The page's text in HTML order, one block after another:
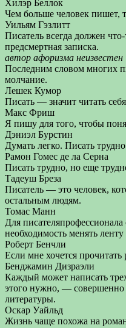
Хилэр Беллок
Чем больше человек пишет,
Уильям Гэзлитт
Писатель всегда должен
предсмертная записка.
автор афоризма неизвестен
Последним словом многих
молчание.
Лешек Кумор
Писать — значит читать
Макс Фриш
Я пишу для того, чтобы
Дэниэл Бурстин
Думать легко. Писать
Рамон Гомес де ла Серна
Писать трудно, но еще
Тадеуш Бреза
Писатель — это человек,
остальным людям.
Томас Манн
Для
необходимость менять
Роберт Бенчли
Если мне хочется
Бенджамин Дизраэли
Каждый может написать
этого нужно, — совершенно
литературы.
Оскар Уайльд
Жизнь чаще похожа на